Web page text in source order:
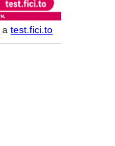
atest.fici.to